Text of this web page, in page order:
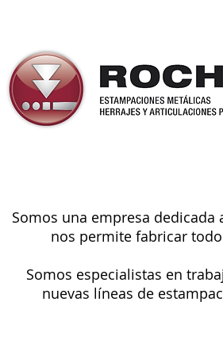
Somos una empresa
nos permite fabricar
Somos especialistas en
nuevas líneas de